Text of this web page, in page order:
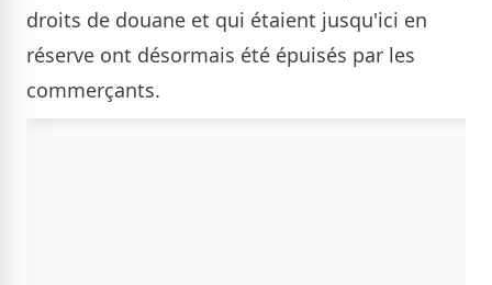
droits de douane et qui étaient jusqu'ici en
réserve ont désormais été épuisés par les
commerçants.